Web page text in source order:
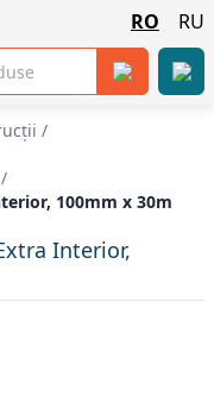
RO RU
/
/
100mm x 30m
Interior,